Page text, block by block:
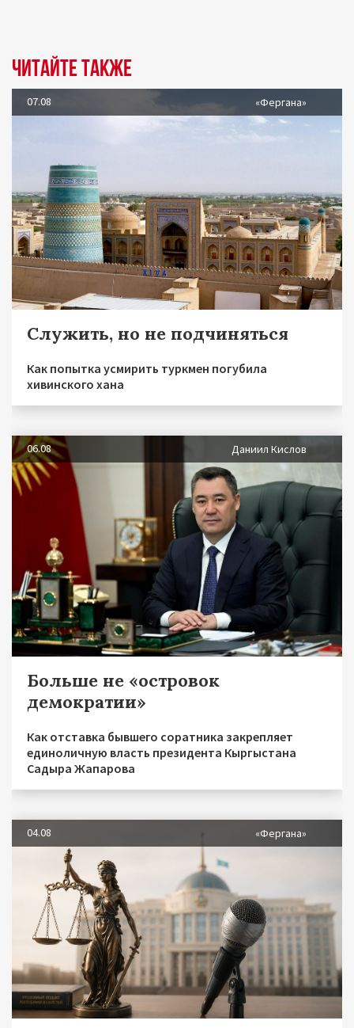
Читайте также
07.08 «Фергана»
Служить, но не подчиняться
Как попытка усмирить туркмен погубила
хивинского хана
06.08 Даниил Кислов
Больше не «островок
демократии»
Как отставка бывшего соратника закрепляет
единоличную власть президента Кыргыстана
Садыра Жапарова
04.08 «Фергана»